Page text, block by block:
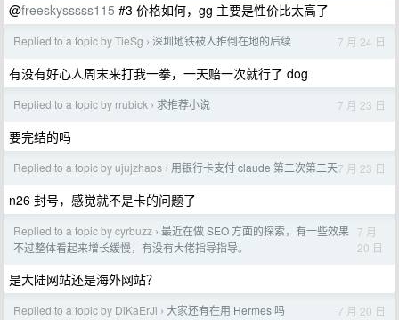
@freeskysssss115 #3 价格如何，gg 主要是性价比太高了
Replied to a topic by TieSg › 深圳地铁被人推倒在地的后续 7 月 24 日
有没有好心人周末来打我一拳，一天赔一次就行了 dog
Replied to a topic by rrubick › 求推荐小说 7 月 23 日
要完结的吗
Replied to a topic by ujujzhaos › 用银行卡支付 claude 第二次第二天7 月 23 日
n26 封号，感觉就不是卡的问题了
Replied to a topic by cyrbuzz › 最近在做 SEO 方面的探索，有一些效果
不过整体看起来增长缓慢，有没有大佬指导指导。
7 月
20 日
是大陆网站还是海外网站？
Replied to a topic by DiKaErJi › 大家还有在用 Hermes 吗 7 月 20 日